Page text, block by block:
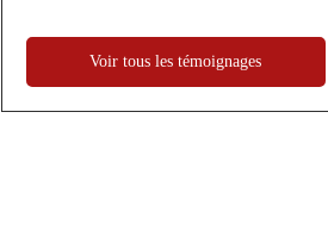
Voir tous les témoignages